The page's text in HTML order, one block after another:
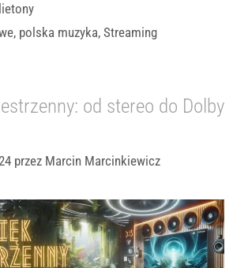
, polska muzyka,Streaming
od stereo do Dolby
przez Marcin Marcinkiewicz